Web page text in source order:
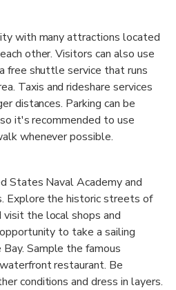
with many attractions located
other. Visitors can also use
free shuttle service that runs
Taxis and rideshare services
distances. Parking can be
it's recommended to use
whenever possible.
States Naval Academy and
Explore the historic streets of
the local shops and
to take a sailing
Sample the famous
restaurant. Be
conditions and dress in layers.